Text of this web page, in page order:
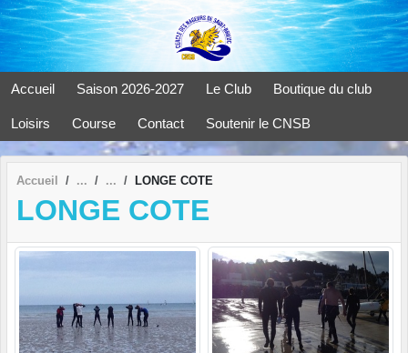
Accueil Saison 2026-2027 Le Club Boutique du club
Loisirs Course Contact Soutenir le CNSB
Accueil LONGE COTE
LONGE COTE
Panneau de gestion des cookies